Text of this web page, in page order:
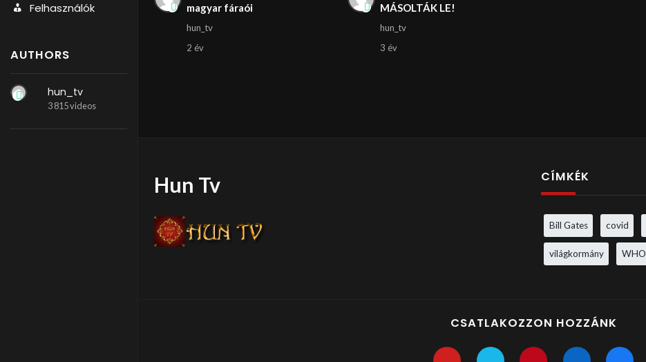
Felhasználók
AUTHORS
hun_tv
3 815 videos
magyar fáraói
hun_tv
2 év
MÁSOLTÁK LE!
hun_tv
3 év
Hun Tv CÍMKÉK
Bill Gates covid
világkormány WHO
CSATLAKOZZON HOZZÁNK